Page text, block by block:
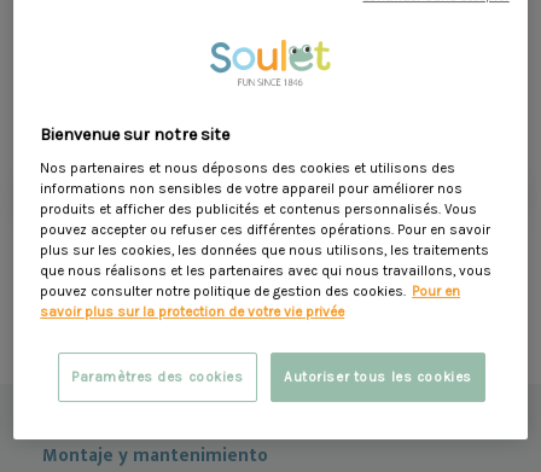
añadir a la cesta
favorite_border
Métodos de pago seguros
Descripción
Montaje y mantenimiento
Bienvenue sur notre site
Nos partenaires et nous déposons des cookies et utilisons des
informations non sensibles de votre appareil pour améliorer nos
produits et afficher des publicités et contenus personnalisés. Vous
pouvez accepter ou refuser ces différentes opérations. Pour en savoir
plus sur les cookies, les données que nous utilisons, les traitements
que nous réalisons et les partenaires avec qui nous travaillons, vous
pouvez consulter notre politique de gestion des cookies.
Pour en
savoir plus sur la protection de votre vie privée
Autoriser tous les cookies
Paramètres des cookies